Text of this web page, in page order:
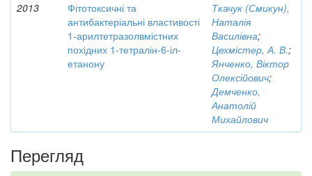
2013
Фітотоксичні та
антибактеріальні властивості
1-арилтетразолвмістних
похідних 1-тетралін-6-іл-
етанону
Ткачук (Смикун),
Наталія
Василівна;
Цехмістер, А. В.;
Янченко, Віктор
Олексійович;
Демченко,
Анатолій
Михайлович
Перегляд